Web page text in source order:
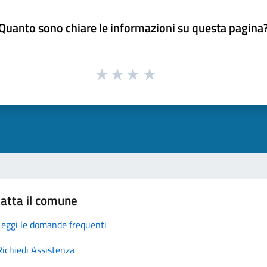
sono chiare le informazioni su questa
il comune
le domande frequenti
Assistenza